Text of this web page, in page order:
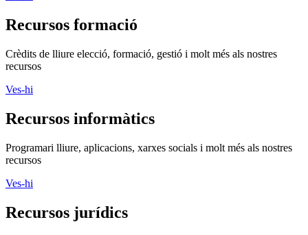
Ves-hi
Recursos formació
recursos
Ves-hi
Recursos informàtics
recursos
Ves-hi